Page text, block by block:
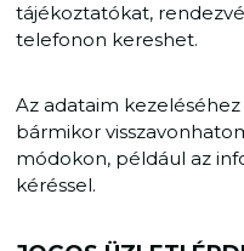
tájékoztatókat,
telefonon kereshet.
Az adataim
bármikor
módokon, például az
kéréssel.